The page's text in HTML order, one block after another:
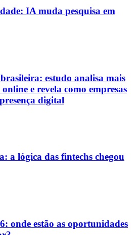
IA muda pesquisa em
estudo analisa mais
e revela como empresas
digital
a lógica das fintechs chegou
onde estão as oportunidades